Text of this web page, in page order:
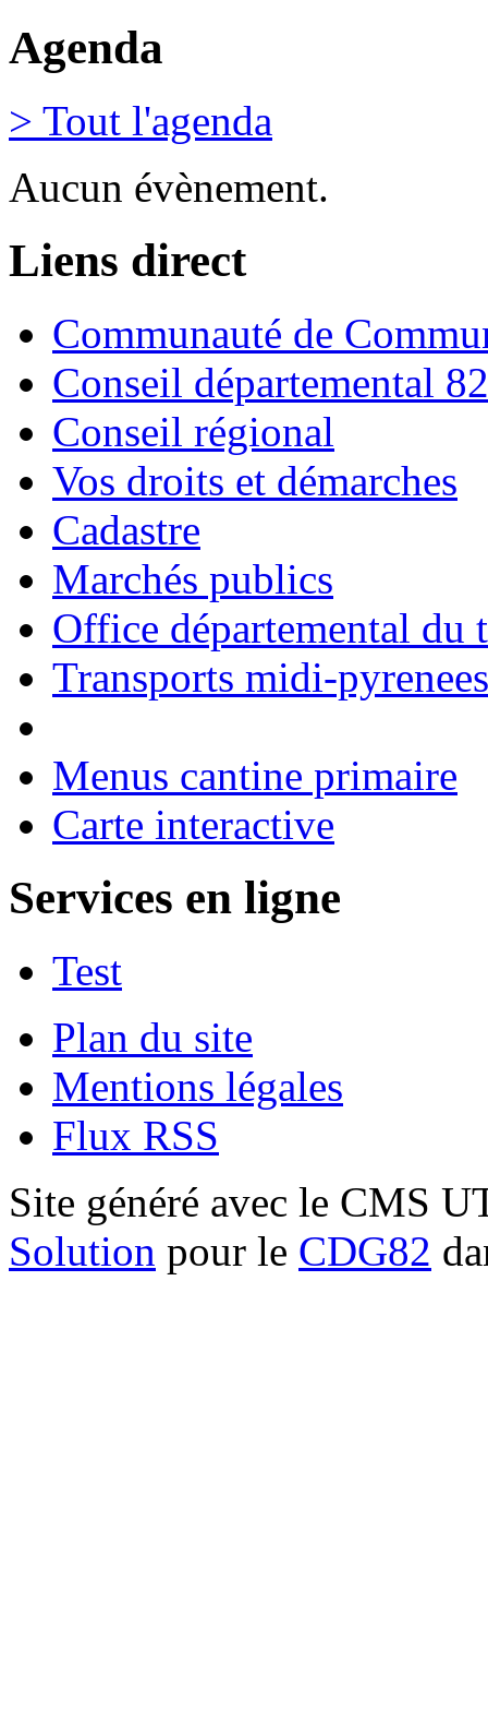
Agenda
> Tout l'agenda
Aucun évènement.
Liens direct
Communauté de
Conseil départemental 82
Conseil régional
Vos droits et démarches
Cadastre
Marchés publics
Office départemental du
Transports midi-pyrenees
Menus cantine primaire
Carte interactive
Services en ligne
Test
Plan du site
Mentions légales
Flux RSS
Site généré avec le CMS
Solution pour le CDG82